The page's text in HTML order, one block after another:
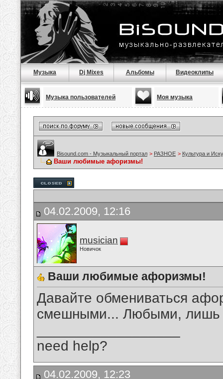
Музыка Dj Mixes Альбомы Видеоклипы
Музыка пользователей Моя музыка
Bisound.com - Музыкальный портал > РАЗНОЕ > Культура и
Ваши любимые афоризмы!
04.02.2009, 12:16
musician
Новичок
Ваши любимые афоризмы!
Давайте обмениваться
смешными... Любыми, лишь
need help?
04.02.2009, 12:23